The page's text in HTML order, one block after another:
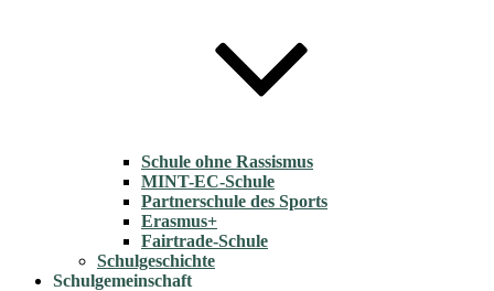
Schule ohne Rassismus
MINT-EC-Schule
Partnerschule des Sports
Erasmus+
Fairtrade-Schule
Schulgeschichte
Schulgemeinschaft